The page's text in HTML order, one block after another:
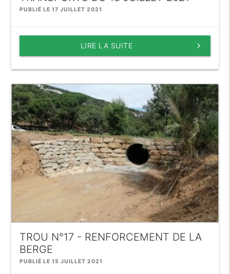
PUBLIÉ LE 17 JUILLET 2021
keyboard_arrow_right
LIRE LA SUITE
TROU N°17 - RENFORCEMENT DE LA
BERGE
PUBLIÉ LE 15 JUILLET 2021